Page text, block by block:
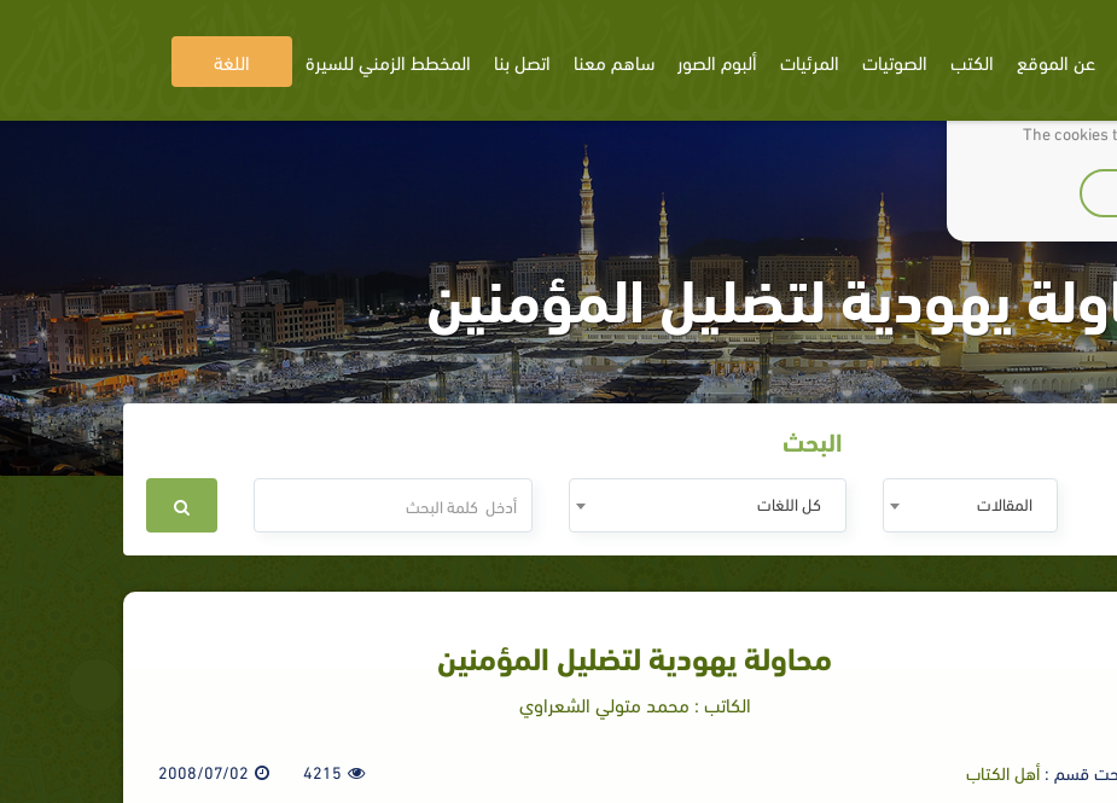
We use cookies
The cookies
عن الموقع الكتب الصوتيات المرئيات ألبوم الصور ساهم معنا اتصل بنا المخطط الزمني للسيرة اللغة
يهودية لتضليل المؤمنين
البحث
المقالات كل اللغات
محاولة يهودية لتضليل المؤمنين
الكاتب : محمد متولي الشعراوي
قسم :أهل الكتاب 4215
2008/07/02